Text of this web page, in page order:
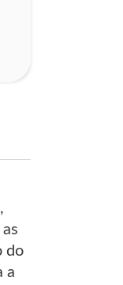
do
a